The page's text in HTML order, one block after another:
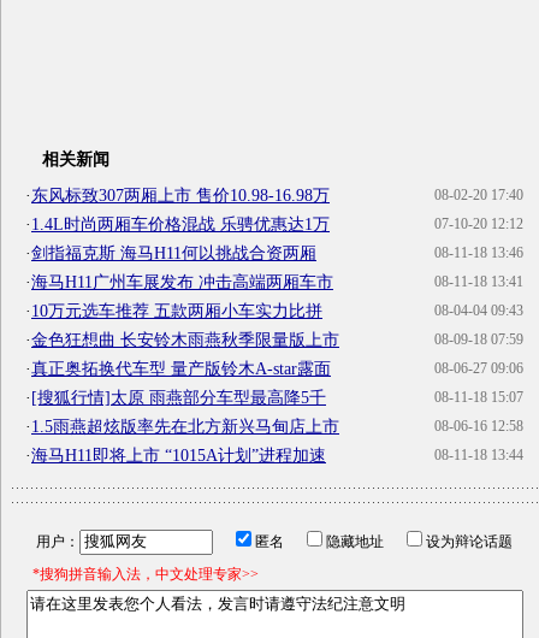
相关新闻
08-02-20 17:40
·东风标致307两厢上市 售价10.98-16.98万
07-10-20 12:12
·1.4L时尚两厢车价格混战 乐骋优惠达1万
08-11-18 13:46
·剑指福克斯 海马H11何以挑战合资两厢
08-11-18 13:41
·海马H11广州车展发布 冲击高端两厢车市
08-04-04 09:43
·10万元选车推荐 五款两厢小车实力比拼
08-09-18 07:59
·金色狂想曲 长安铃木雨燕秋季限量版上市
08-06-27 09:06
·真正奥拓换代车型 量产版铃木A-star露面
08-11-18 15:07
·[搜狐行情]太原 雨燕部分车型最高降5千
08-06-16 12:58
·1.5雨燕超炫版率先在北方新兴马甸店上市
08-11-18 13:44
·海马H11即将上市 “1015A计划”进程加速
用户： 匿名 隐藏地址
设为辩论话题
*搜狗拼音输入法，中文处理专家>>